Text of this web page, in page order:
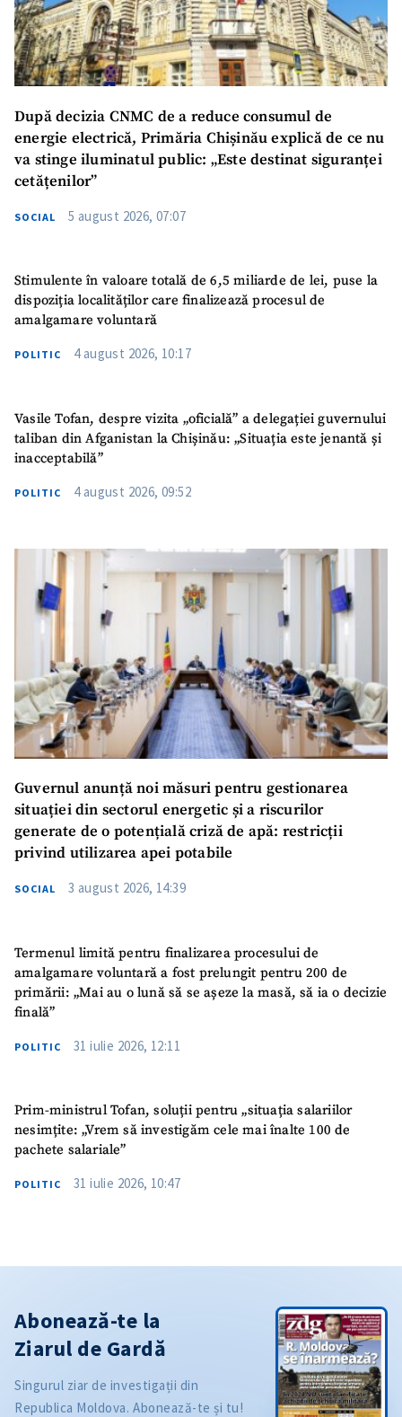
SUSȚINE
După decizia CNMC de a reduce consumul de
energie electrică, Primăria Chișinău explică de ce nu
va stinge iluminatul public: „Este destinat siguranței
cetățenilor”
SOCIAL 5 august 2026, 07:07
Stimulente în valoare totală de 6,5 miliarde de lei, puse la
dispoziția localităților care finalizează procesul de
amalgamare voluntară
POLITIC 4 august 2026, 10:17
Vasile Tofan, despre vizita „oficială” a delegației guvernului
taliban din Afganistan la Chișinău: „Situația este jenantă și
inacceptabilă”
POLITIC 4 august 2026, 09:52
Guvernul anunță noi măsuri pentru gestionarea
situației din sectorul energetic și a riscurilor
generate de o potențială criză de apă: restricții
privind utilizarea apei potabile
SOCIAL 3 august 2026, 14:39
Termenul limită pentru finalizarea procesului de
amalgamare voluntară a fost prelungit pentru 200 de
primării: „Mai au o lună să se așeze la masă, să ia o decizie
finală”
POLITIC 31 iulie 2026, 12:11
Prim-ministrul Tofan, soluții pentru „situația salariilor
nesimțite: „Vrem să investigăm cele mai înalte 100 de
pachete salariale”
POLITIC 31 iulie 2026, 10:47
Abonează-te la
Ziarul de Gardă
Singurul ziar de investigații din
Republica Moldova. Abonează-te și tu!
Mesajul știrei
+ Mesajul știrei
CONTACT SURSĂ
Sursă anonimă
Nume+ Numele meu
Telefon
+ Telefon personal
Am citit și sunt de
TRIMITE ȘTIREA